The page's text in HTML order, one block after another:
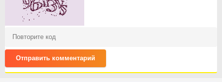
Отправить комментарий